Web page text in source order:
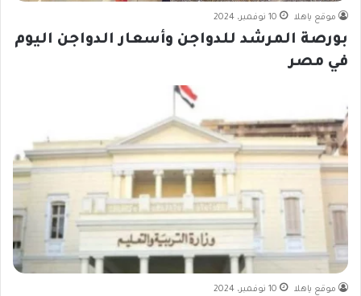
موقع ياهلا 10 نوفمبر، 2024
بورصة المرشد للدواجن وأسعار الدواجن اليوم
في مصر
موقع ياهلا 10 نوفمبر، 2024